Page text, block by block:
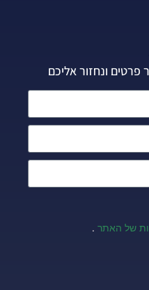
פרטים ונחזור אליכם
של האתר .